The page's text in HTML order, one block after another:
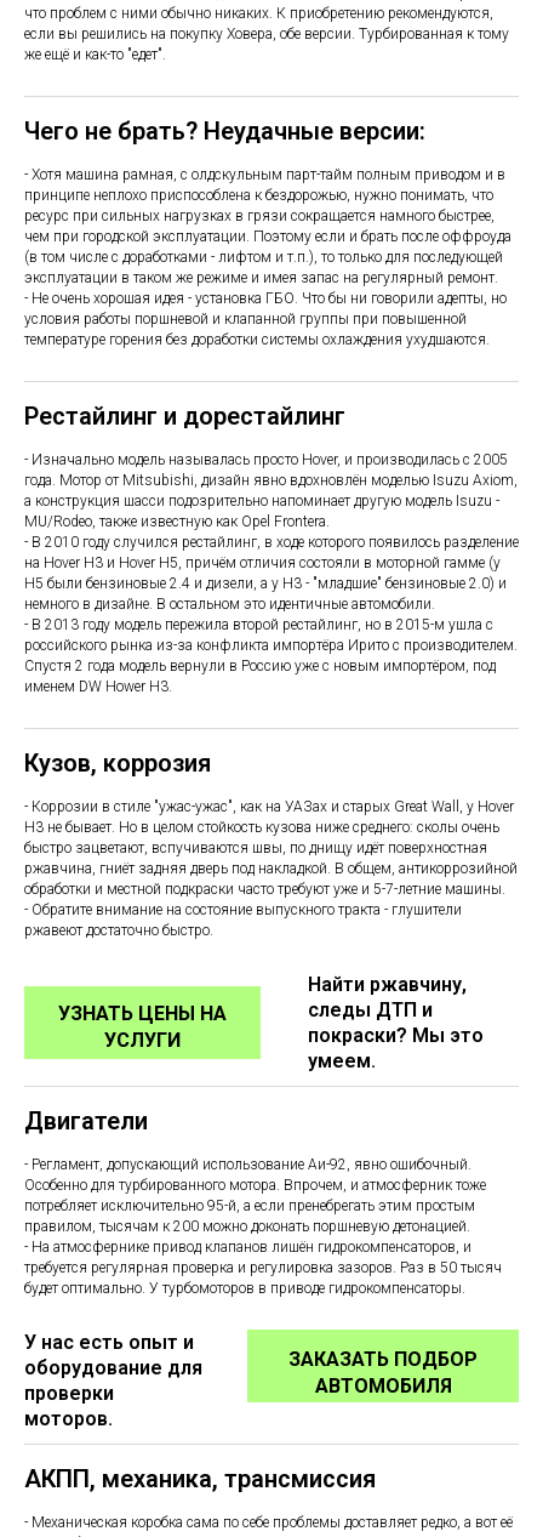
что проблем с ними обычно никаких. К приобретению рекомендуются,
если вы решились на покупку Ховера, обе версии. Турбированная к тому
же ещё и как-то "едет".
Чего не брать? Неудачные версии:
- Хотя машина рамная, с олдскульным парт-тайм полным приводом и в
принципе неплохо приспособлена к бездорожью, нужно понимать, что
ресурс при сильных нагрузках в грязи сокращается намного быстрее,
чем при городской эксплуатации. Поэтому если и брать после оффроуда
(в том числе с доработками - лифтом и т.п.), то только для последующей
эксплуатации в таком же режиме и имея запас на регулярный ремонт.
- Не очень хорошая идея - установка ГБО. Что бы ни говорили адепты, но
условия работы поршневой и клапанной группы при повышенной
температуре горения без доработки системы охлаждения ухудшаются.
Рестайлинг и дорестайлинг
- Изначально модель называлась просто Hover, и производилась с 2005
года. Мотор от Mitsubishi, дизайн явно вдохновлён моделью Isuzu Axiom,
а конструкция шасси подозрительно напоминает другую модель Isuzu -
MU/Rodeo, также известную как Opel Frontera.
- В 2010 году случился рестайлинг, в ходе которого появилось разделение
на Hover H3 и Hover H5, причём отличия состояли в моторной гамме (у
Н5 были бензиновые 2.4 и дизели, а у Н3 - "младшие" бензиновые 2.0) и
немного в дизайне. В остальном это идентичные автомобили.
- В 2013 году модель пережила второй рестайлинг, но в 2015-м ушла с
российского рынка из-за конфликта импортёра Ирито с производителем.
Спустя 2 года модель вернули в Россию уже с новым импортёром, под
именем DW Hower H3.
Кузов, коррозия
- Коррозии в стиле "ужас-ужас", как на УАЗах и старых Great Wall, у Hover
H3 не бывает. Но в целом стойкость кузова ниже среднего: сколы очень
быстро зацветают, вспучиваются швы, по днищу идёт поверхностная
ржавчина, гниёт задняя дверь под накладкой. В общем, антикоррозийной
обработки и местной подкраски часто требуют уже и 5-7-летние машины.
- Обратите внимание на состояние выпускного тракта - глушители
ржавеют достаточно быстро.
УЗНАТЬ ЦЕНЫ НА
УСЛУГИ
Найти ржавчину,
следы ДТП и
покраски? Мы это
умеем.
Двигатели
- Регламент, допускающий использование Аи-92, явно ошибочный.
Особенно для турбированного мотора. Впрочем, и атмосферник тоже
потребляет исключительно 95-й, а если пренебрегать этим простым
правилом, тысячам к 200 можно доконать поршневую детонацией.
- На атмосфернике привод клапанов лишён гидрокомпенсаторов, и
требуется регулярная проверка и регулировка зазоров. Раз в 50 тысяч
будет оптимально. У турбомоторов в приводе гидрокомпенсаторы.
У нас есть опыт и
оборудование для
проверки
моторов.
ЗАКАЗАТЬ ПОДБОР
АВТОМОБИЛЯ
АКПП, механика, трансмиссия
- Механическая коробка сама по себе проблемы доставляет редко, а вот её